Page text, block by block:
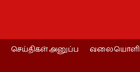
செய்திகள் அனுப்ப வலையொளி